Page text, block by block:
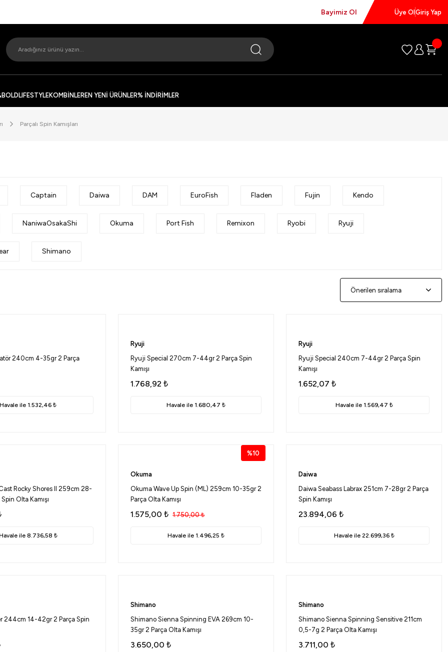
Bayimiz Ol Üye OlGiriş Yap
LIFESTYLEKOMBİNLEREN YENİ ÜRÜNLER% İNDİRİMLER
Parçalı Spin Kamışları
Captain Daiwa DAM EuroFish Fladen Fujin Kendo
NaniwaOsakaShi Okuma Port Fish Remixon Ryobi Ryuji
Shimano
240cm 4-35gr 2 Parça
Havale ile 1.532,46 ₺
Ryuji
Ryuji Special 270cm 7-44gr 2 Parça Spin
Kamışı
1.768,92 ₺
Havale ile 1.680,47 ₺
Ryuji
Ryuji Special 240cm 7-44gr 2 Parça Spin
Kamışı
1.652,07 ₺
Havale ile 1.569,47 ₺
Rocky Shores II 259cm 28-
Olta Kamışı
ile 8.736,58 ₺
%10
Okuma
Okuma Wave Up Spin (ML) 259cm 10-35gr 2
Parça Olta Kamışı
1.575,00 ₺ 1.750,00₺
Havale ile 1.496,25 ₺
Daiwa
Daiwa Seabass Labrax 251cm 7-28gr 2 Parça
Spin Kamışı
23.894,06 ₺
Havale ile 22.699,36 ₺
244cm 14-42gr 2 Parça Spin
Shimano
Shimano Sienna Spinning EVA 269cm 10-
35gr 2 Parça Olta Kamışı
3.650,00 ₺
Shimano
Shimano Sienna Spinning Sensitive 211cm
0,5-7g 2 Parça Olta Kamışı
3.711,00 ₺